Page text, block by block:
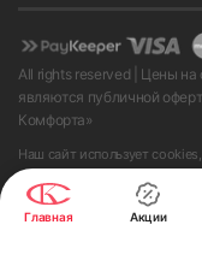
Главная Акции
All rights reserved | Цены на
являются публичной
Комфорта»
Наш сайт использует
полезное и создавать другие
принимаете условия